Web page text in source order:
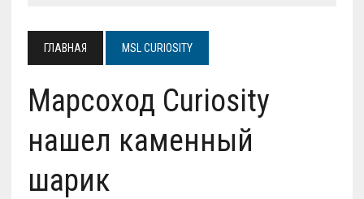
ГЛАВНАЯ MSL CURIOSITY
Марсоход Curiosity
нашел каменный
шарик